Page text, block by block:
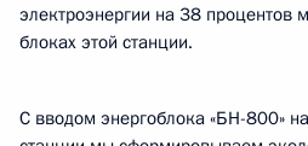
электроэнергии на 38 процентов
блоках этой станции.
С вводом энергоблока «БН-800»